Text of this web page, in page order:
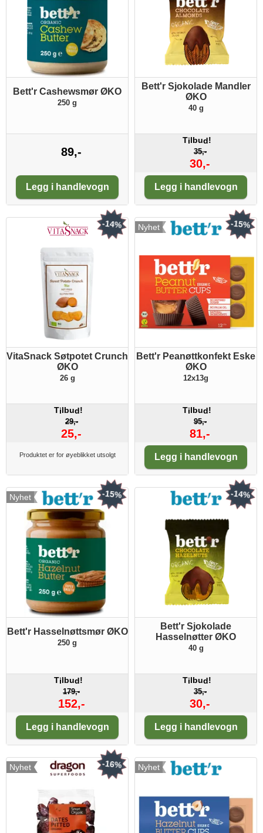
Bett'r Cashewsmør ØKO
250 g
89,-
Legg i handlevogn
Bett'r Sjokolade Mandler
ØKO
40 g
Tilbud!
35,-
30,-
Legg i handlevogn
VitaSnack Søtpotet Crunch
ØKO
26 g
Tilbud!
29,-
25,-
-14%
Produktet er for øyeblikket utsolgt
Nyhet
Bett'r Peanøttkonfekt Eske
ØKO
12x13g
Tilbud!
95,-
81,-
-15%
Legg i handlevogn
Nyhet
Bett'r Hasselnøttsmør ØKO
250 g
Tilbud!
179,-
152,-
-15%
Legg i handlevogn
Bett'r Sjokolade
Hasselnøtter ØKO
40 g
Tilbud!
35,-
30,-
-14%
Legg i handlevogn
Nyhet -16% Nyhet